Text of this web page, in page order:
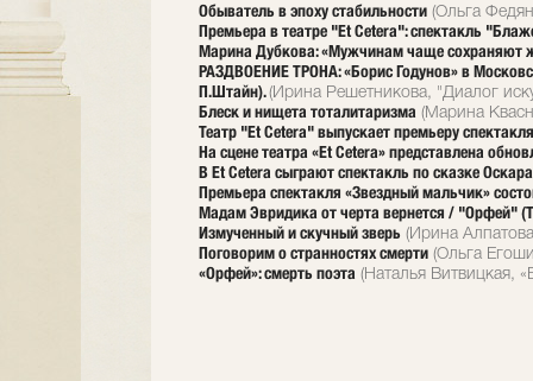
Обыватель в эпоху стабильности (Ольга
Премьера в театре "Et Cetera": спектакль
Марина Дубкова: «Мужчинам чаще сохраняют
РАЗДВОЕНИЕ ТРОНА: «Борис Годунов» в
П.Штайн).(Ирина Решетникова, "Диалог
Блеск и нищета тоталитаризма (Марина
Театр "Et Cetera" выпускает премьеру
На сцене театра «Et Cetera» представлена
В Et Cetera сыграют спектакль по сказке
Премьера спектакля «Звездный мальчик»
Мадам Эвридика от черта вернется / "Орфей"
Измученный и скучный зверь (Ирина
Поговорим о странностях смерти (Ольга
«Орфей»: смерть поэта (Наталья Витвицкая,